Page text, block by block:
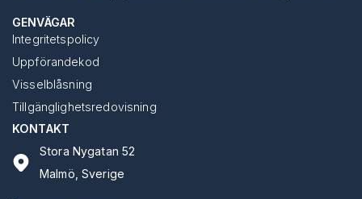
GENVÄGAR
Integritetspolicy
Uppförandekod
Visselblåsning
Tillgänglighetsredovisning
KONTAKT
Stora Nygatan 52
Malmö, Sverige